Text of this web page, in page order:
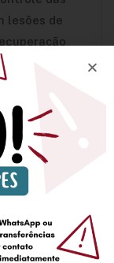
lesões de
diz.